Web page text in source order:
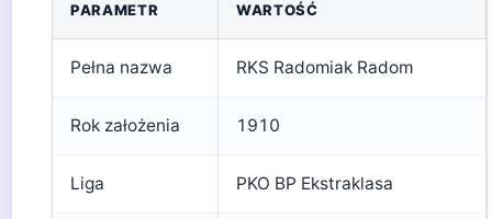
PARAMETR WARTOŚĆ
Pełna nazwa RKS Radomiak Radom
Rok założenia 1910
Liga PKO BP Ekstraklasa